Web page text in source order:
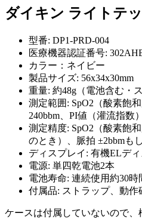
ダイキン ライトテ
型番: DP1-PRD-004
医療機器認証番号:
カラー：ネイビー
製品サイズ: 56x34x30mm
重量: 約48g（電池含む・
測定範囲: SpO2（酸素飽
240bbm、PI値（灌流指数
測定精度: SpO2（酸素飽
のとき）、脈拍 ±2bbmも
ディスプレイ: 有機ELデ
電源: 単四乾電池2本
電池寿命: 連続使用約30時
付属品: ストラップ、動
ケースは付属していないので、